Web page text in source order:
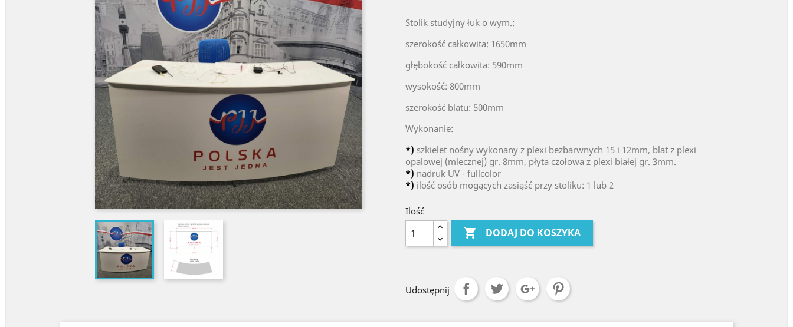
Stolik studyjny łuk o wym.:
szerokość całkowita: 1650mm
głębokość całkowita: 590mm
wysokość: 800mm
szerokość blatu: 500mm
Wykonanie:
*) szkielet nośny wykonany z plexi bezbarwnych 15 i 12mm, blat z plexi
opalowej (mlecznej) gr. 8mm, płyta czołowa z plexi białej gr. 3mm.
*) nadruk UV - fullcolor
*) ilość osób mogących zasiąść przy stoliku: 1 lub 2
Ilość
 DODAJ DO KOSZYKA
Udostępnij